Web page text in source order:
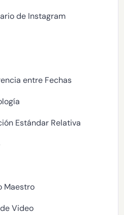
de Instagram
entre Fechas
Estándar Relativa
Maestro
Video